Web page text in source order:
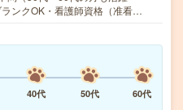
ンクOK・看護師資格（准看…
40代 50代
60代